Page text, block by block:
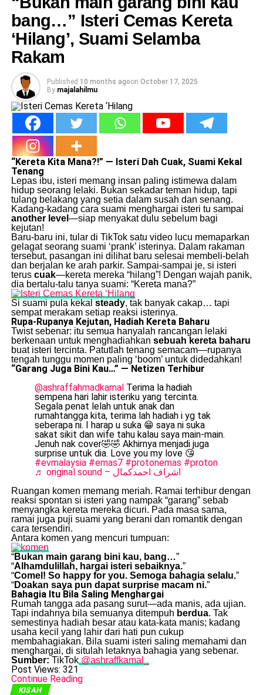
bang…” Isteri Cemas Kereta
‘Hilang’, Suami Selamba
Rakam
Published 10 months agoon October 17, 2025
By majalahilmu
“Kereta Kita Mana?!” — Isteri Dah Cuak, Suami Kekal
Tenang
Lepas ibu, isteri memang insan paling istimewa dalam
hidup seorang lelaki. Bukan sekadar teman hidup, tapi
tulang belakang yang setia dalam susah dan senang.
Kadang-kadang cara suami menghargai isteri tu sampai
another level —siap menyakat dulu sebelum bagi
kejutan!
Baru-baru ini, tular di TikTok satu video lucu memaparkan
gelagat seorang suami ‘prank’ isterinya. Dalam rakaman
tersebut, pasangan ini dilihat baru selesai membeli-belah
dan berjalan ke arah parkir. Sampai-sampai je, si isteri
terus cuak—kereta mereka “hilang”! Dengan wajah panik,
dia bertalu-talu tanya suami: “Kereta mana?”
Si suami pula kekal steady, tak banyak cakap… tapi
sempat merakam setiap reaksi isterinya.
Rupa-Rupanya Kejutan, Hadiah Kereta Baharu
Twist sebenar: itu semua hanyalah rancangan lelaki
berkenaan untuk menghadiahkan sebuah kereta baharu
buat isteri tercinta. Patutlah tenang semacam—rupanya
tengah tunggu momen paling ‘boom’ untuk didedahkan!
“Garang Juga Bini Kau…” — Netizen Terhibur
@ashraffahmadkamalTerima la hadiah
sempena hari lahir isteriku yang tercinta.
Segala penat lelah untuk anak dan
rumahtangga kita, terima lah hadiah i yg tak
seberapa ni. I harap u suka 😁 saya ni suka
sakat sikit dan wife tahu kalau saya main-main.
Jenuh nak cover🤣🤣 Akhirnya menjadi juga
surprise untuk dia. Love you my love 😘
#evmalaysia #emas7 #protonemas #proton
♬ original sound – اشراف احمدكمال
Ruangan komen memang meriah. Ramai terhibur dengan
reaksi spontan si isteri yang nampak “garang” sebab
menyangka kereta mereka dicuri. Pada masa sama,
ramai juga puji suami yang berani dan romantik dengan
cara tersendiri.
Antara komen yang mencuri tumpuan:
“Bukan main garang bini kau, bang…”
“Alhamdulillah, hargai isteri sebaiknya.”
“Comel! So happy for you. Semoga bahagia selalu.”
“Doakan saya pun dapat surprise macam ni.”
Bahagia Itu Bila Saling Menghargai
Rumah tangga ada pasang surut—ada manis, ada ujian.
Tapi indahnya bila semuanya ditempuh berdua. Tak
semestinya hadiah besar atau kata-kata manis; kadang
usaha kecil yang lahir dari hati pun cukup
membahagiakan. Bila suami isteri saling memahami dan
menghargai, di situlah letaknya bahagia yang sebenar.
Sumber: TikTok@ashraffkamal_
Post Views: 321
Continue Reading
KISAH